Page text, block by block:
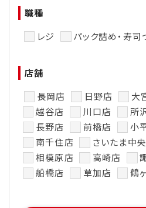
職種
レジ
パック詰め・寿司
店舗
長岡店
日野店 大
越谷店
川口店 所
長野店
前橋店 小
南千住店
さいたま中
相模原店
高崎店
船橋店
草加店 鶴